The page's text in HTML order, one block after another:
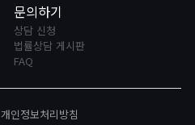
문의하기
상담 신청
법률상담 게시판
FAQ
개인정보처리방침